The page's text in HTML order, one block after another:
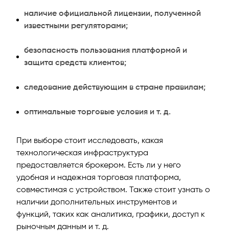
наличие официальной лицензии, полученной
известными регуляторами;
безопасность пользования платформой и
защита средств клиентов;
следование действующим в стране правилам;
оптимальные торговые условия и т. д.
При выборе стоит исследовать, какая
технологическая инфраструктура
предоставляется брокером. Есть ли у него
удобная и надежная торговая платформа,
совместимая с устройством. Также стоит узнать о
наличии дополнительных инструментов и
функций, таких как аналитика, графики, доступ к
рыночным данным и т. д.